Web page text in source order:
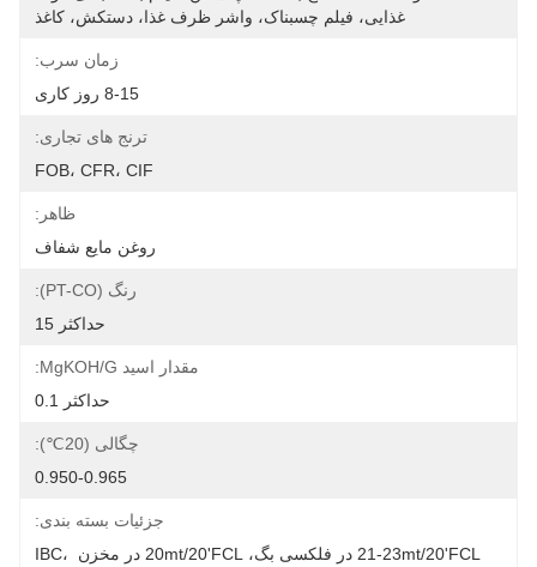
غذایی، فیلم چسبناک، واشر ظرف غذا، دستکش، کاغذ
زمان سرب:
8-15 روز کاری
ترنج های تجاری:
FOB، CFR، CIF
ظاهر:
روغن مایع شفاف
رنگ (PT-CO):
حداکثر 15
مقدار اسید MgKOH/g:
حداکثر 0.1
چگالی (20℃):
0.950-0.965
جزئیات بسته بندی:
21-23mt/20'FCL در فلکسی بگ، 20mt/20'FCL در مخزن IBC،